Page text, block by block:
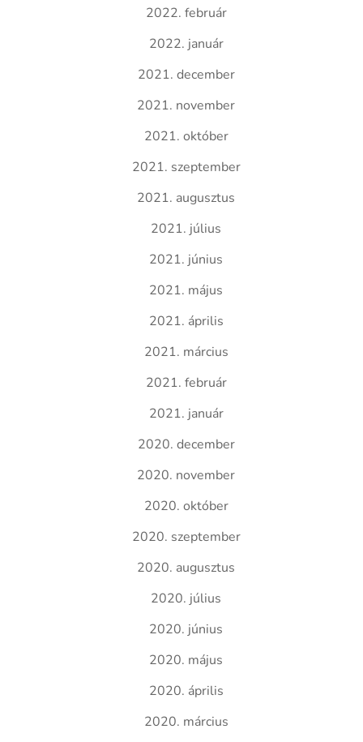
2022. február
2022. január
2021. december
2021. november
2021. október
2021. szeptember
2021. augusztus
2021. július
2021. június
2021. május
2021. április
2021. március
2021. február
2021. január
2020. december
2020. november
2020. október
2020. szeptember
2020. augusztus
2020. július
2020. június
2020. május
2020. április
2020. március